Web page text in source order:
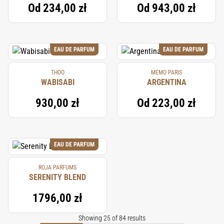
Od 234,00 zł Od 943,00 zł
EAU DE PARFUM
THOO
WABISABI
930,00 zł
EAU DE PARFUM
MEMO PARIS
ARGENTINA
Od 223,00 zł
EAU DE PARFUM
ROJA PARFUMS
SERENITY BLEND
1796,00 zł
Showing 25 of 84 results